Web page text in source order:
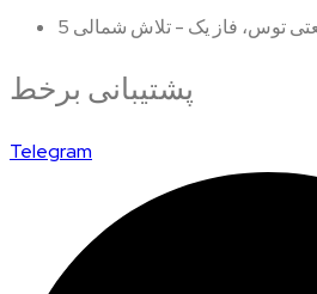
توس، فاز یک - تلاش شمالی 5
پشتیبانی برخط
Telegram